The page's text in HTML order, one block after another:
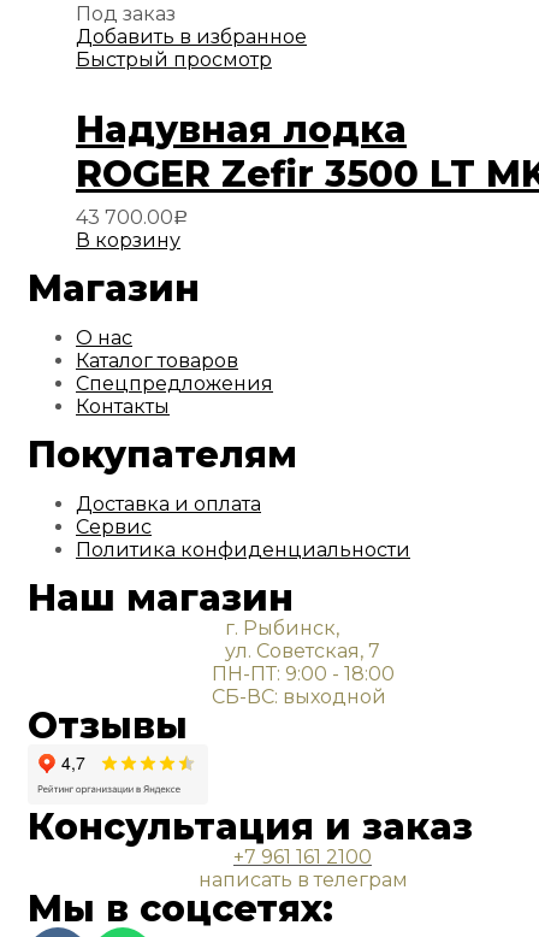
Под заказ
Добавить в избранное
Быстрый просмотр
Надувная лодка
ROGER Zefir 3500 LT
43 700.00Р
В корзину
Магазин
О нас
Каталог товаров
Спецпредложения
Контакты
Покупателям
Доставка и оплата
Сервис
Политика конфиденциальности
Наш магазин
г. Рыбинск,
ул. Советская, 7
ПН-ПТ: 9:00 - 18:00
СБ-ВС: выходной
Отзывы
Консультация и заказ
+7 961 161 2100
написать в телеграм
Мы в соцсетях: